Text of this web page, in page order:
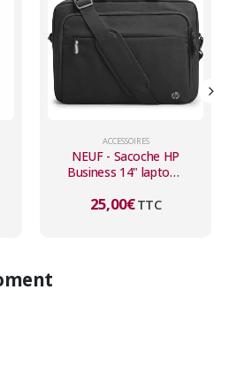
-
ACCESSOIRES
NEUF - Casque micro
Poly Blackwire 8225-
suppresseur de bruit
151,00